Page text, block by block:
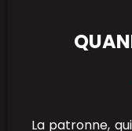
La patronne,